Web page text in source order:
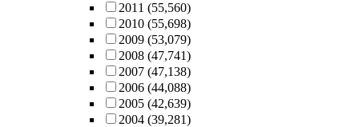
2011 (55,560)
2010 (55,698)
2009 (53,079)
2008 (47,741)
2007 (47,138)
2006 (44,088)
2005 (42,639)
2004 (39,281)